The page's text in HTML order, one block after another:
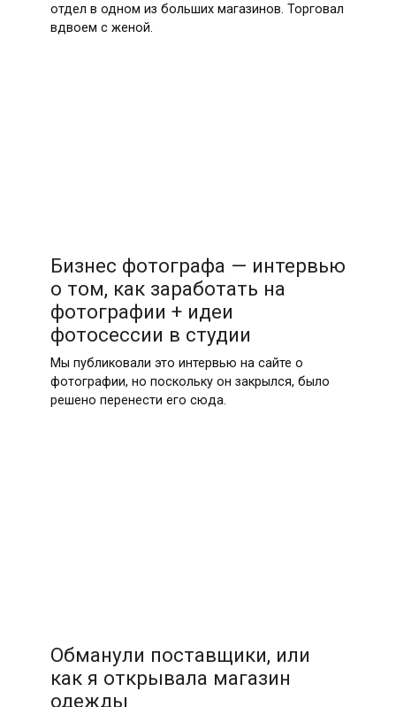
отдел в одном из больших магазинов. Торговал
вдвоем с женой.
Бизнес фотографа — интервью
о том, как заработать на
фотографии + идеи
фотосессии в студии
Мы публиковали это интервью на сайте о
фотографии, но поскольку он закрылся, было
решено перенести его сюда.
Обманули поставщики, или
как я открывала магазин
одежды